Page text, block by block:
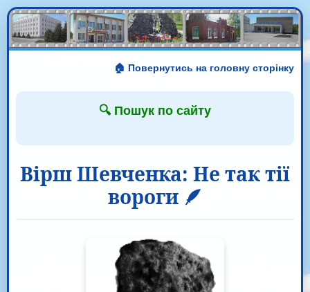
🏠 Повернутись на головну сторінку
🔍 Пошук по сайту
Вірш Шевченка: Не так тії
вороги 🪶